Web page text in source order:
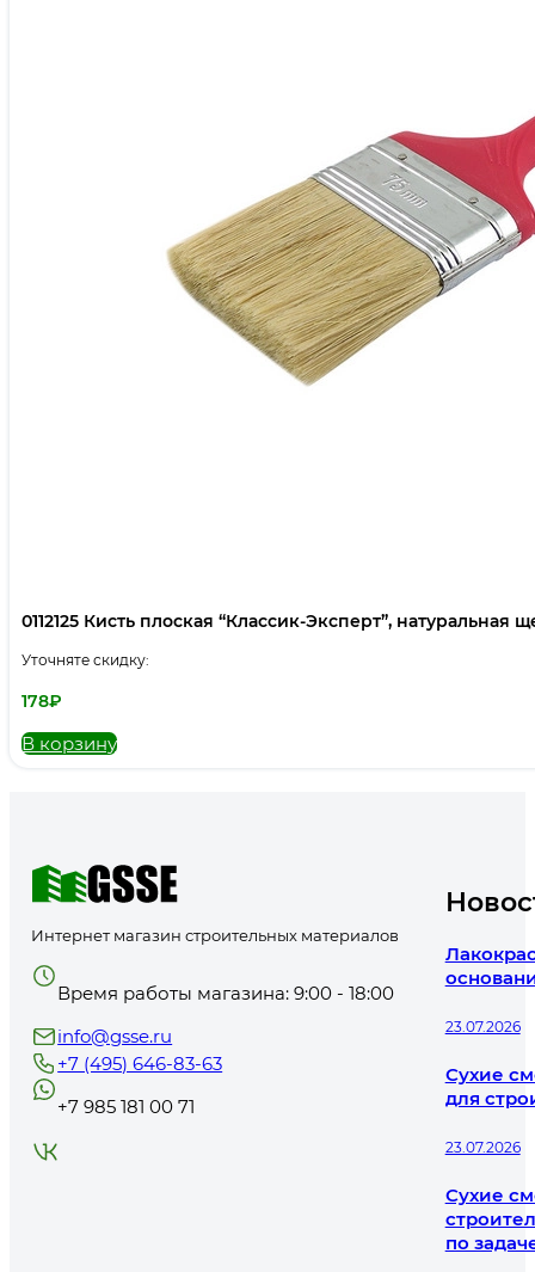
0112125 Кисть плоская “Классик-Эксперт”, натуральная
Уточняте скидку:
178₽
В корзину
Интернет магазин строительных материалов
Время работы магазина: 9:00 - 18:00
info@gsse.ru
+7 (495) 646-83-63
+7 985 181 00 71
23.07.2026
Сухие
для
23.07.2026
Сухие
по